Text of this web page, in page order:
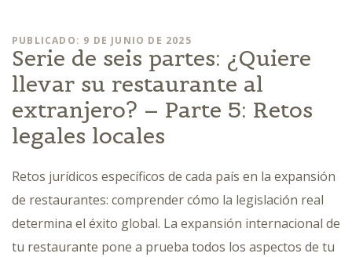
PUBLICADO: 9 DE JUNIO DE 2025
Serie de seis partes: ¿Quiere
llevar su restaurante al
extranjero? – Parte 5: Retos
legales locales
Retos jurídicos específicos de cada país en la expansión
de restaurantes: comprender cómo la legislación real
determina el éxito global. La expansión internacional de
tu restaurante pone a prueba todos los aspectos de tu